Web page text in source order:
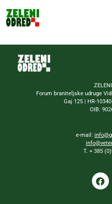
Forum braniteljske udruge
Gaj 125 | HR-
OIB:
e-mail:
T. + 385